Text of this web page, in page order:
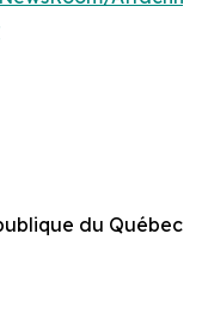
du Québec